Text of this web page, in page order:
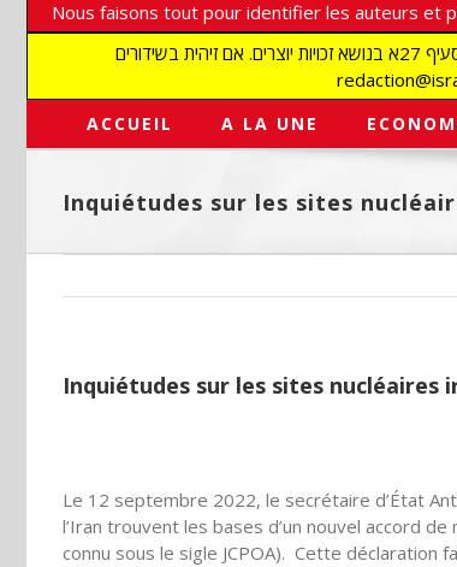
Nous faisons tout pour identifier les auteurs et
אנו עושים הכל כדי לזהות סופרים וצלמים על מנת לכבד את זכויותיהם. אנו מכבדים זכויות יוצרים ושואפים לאתר את בעלי הזכויות בתמונות המגיעות אלינו כנדרש בסעיף 27א בנושא זכויות יוצרים. אם זיהית בשידורים
ACCUEIL A LA UNE
Inquiétudes sur les sites
Inquiétudes sur les sites nucléaires
Le 12 septembre 2022, le secrétaire d’État
l’Iran trouvent les bases d’un nouvel accord
connu sous le sigle JCPOA). Cette déclaration